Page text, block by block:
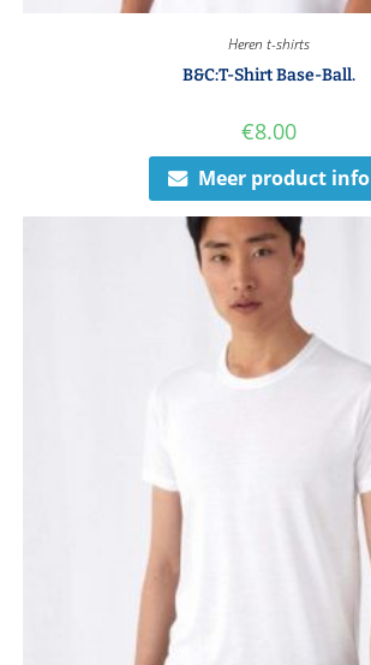
Heren t-shirts
B&C:T-Shirt Base-Ball.
€8.00
Meer product info